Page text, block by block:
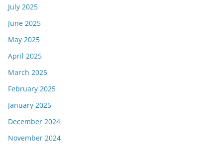
July 2025
June 2025
May 2025
April 2025
March 2025
February 2025
January 2025
December 2024
November 2024